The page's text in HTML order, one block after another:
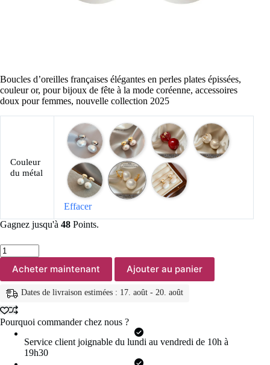
Boucles d’oreilles françaises élégantes en perles plates épissées,
couleur or, pour bijoux de fête à la mode coréenne, accessoires
doux pour femmes, nouvelle collection 2025
Couleur
du métal
Effacer
Gagnez jusqu'à 48 Points.
quantité
de
Boucles
d'oreilles
françaises
élégantes
en
perles
plates
épissées,
couleur
Acheter maintenant Ajouter au panier
Dates de livraison estimées : 17. août - 20. août
Pourquoi commander chez nous ?
Service client joignable du lundi au vendredi de 10h à
19h30